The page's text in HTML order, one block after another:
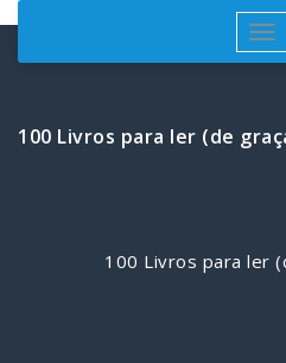
100 Livros para ler (de
100 Livros para ler